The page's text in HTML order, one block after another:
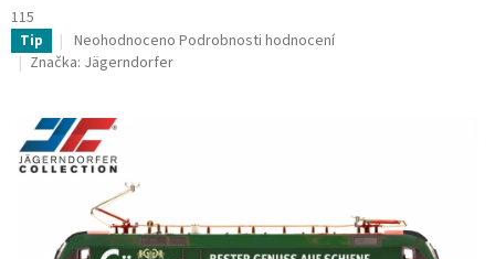
115
Tip
Průměrné
hodnocení
0,0
z
5
hvězdiček.
Neohodnoceno Podrobnosti hodnocení
Značka: Jägerndorfer